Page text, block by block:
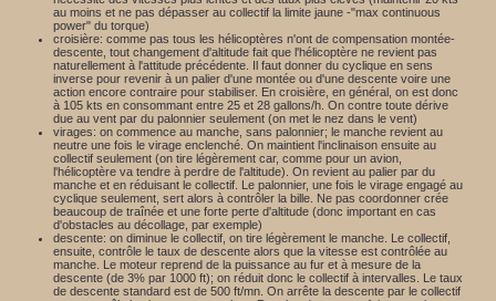
au moins et ne pas dépasser au collectif la limite jaune -"max continuous
power" du torque)
croisière: comme pas tous les hélicoptères n'ont de compensation montée-
descente, tout changement d'altitude fait que l'hélicoptère ne revient pas
naturellement à l'attitude précédente. Il faut donner du cyclique en sens
inverse pour revenir à un palier d'une montée ou d'une descente voire une
action encore contraire pour stabiliser. En croisière, en général, on est donc
à 105 kts en consommant entre 25 et 28 gallons/h. On contre toute dérive
due au vent par du palonnier seulement (on met le nez dans le vent)
virages: on commence au manche, sans palonnier; le manche revient au
neutre une fois le virage enclenché. On maintient l'inclinaison ensuite au
collectif seulement (on tire légèrement car, comme pour un avion,
l'hélicoptère va tendre à perdre de l'altitude). On revient au palier par du
manche et en réduisant le collectif. Le palonnier, une fois le virage engagé au
cyclique seulement, sert alors à contrôler la bille. Ne pas coordonner crée
beaucoup de traînée et une forte perte d'altitude (donc important en cas
d'obstacles au décollage, par exemple)
descente: on diminue le collectif, on tire légèrement le manche. Le collectif,
ensuite, contrôle le taux de descente alors que la vitesse est contrôlée au
manche. Le moteur reprend de la puissance au fur et à mesure de la
descente (de 3% par 1000 ft); on réduit donc le collectif à intervalles. Le taux
de descente standard est de 500 ft/mn. On arrête la descente par le collectif